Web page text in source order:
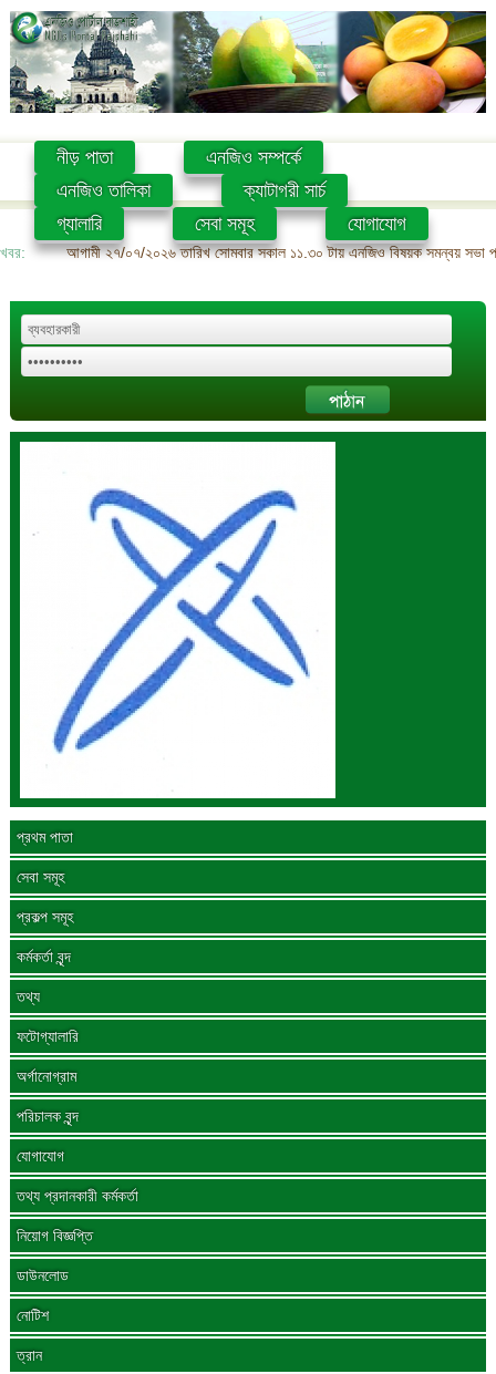
নীড় পাতা
এনজিও সম্পর্কে
এনজিও তালিকা
ক্যাটাগরী সার্চ
গ্যালারি
সেবা সমূহ যোগাযোগ
খবর: আগামী ২৭/০৭/২০২৬ তারিখ সোমবার সকাল ১১.৩০ টায় এনজিও বিষয়ক সমন্বয় সভা
প্রথম পাতা
সেবা সমূহ
প্রকল্প সমূহ
কর্মকর্তা বৃন্দ
তথ্য
ফটোগ্যালারি
অর্গানোগ্রাম
পরিচালক বৃন্দ
যোগাযোগ
তথ্য প্রদানকারী কর্মকর্তা
নিয়োগ বিজ্ঞপ্তি
ডাউনলোড
নোটিশ
ত্রান